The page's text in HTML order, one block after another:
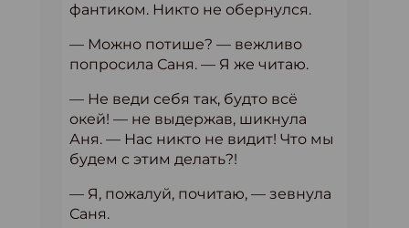
фантиком. Никто не обернулся.
— Можно потише? — вежливо
попросила Саня. — Я же читаю.
— Не веди себя так, будто всё
окей! — не выдержав, шикнула
Аня. — Нас никто не видит! Что мы
будем с этим делать?!
— Я, пожалуй, почитаю, — зевнула
Саня.